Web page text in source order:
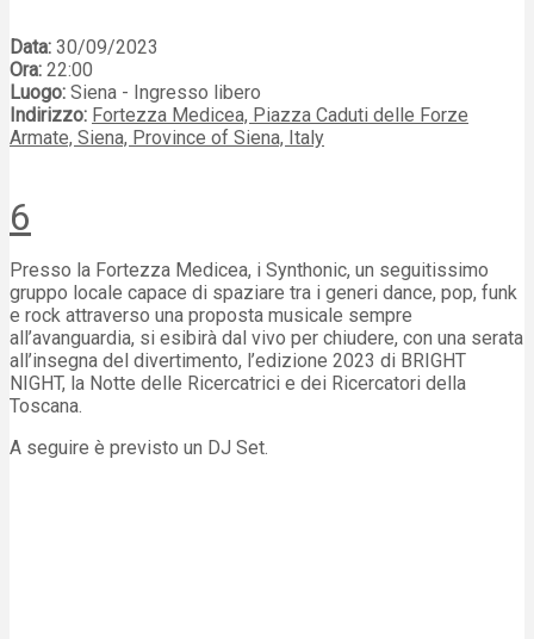
Data: 30/09/2023
Ora: 22:00
Luogo: Siena - Ingresso libero
Indirizzo: Fortezza Medicea, Piazza Caduti delle Forze
Armate, Siena, Province of Siena, Italy
6
Presso la Fortezza Medicea, i Synthonic, un seguitissimo
gruppo locale capace di spaziare tra i generi dance, pop, funk
e rock attraverso una proposta musicale sempre
all’avanguardia, si esibirà dal vivo per chiudere, con una serata
all’insegna del divertimento, l’edizione 2023 di BRIGHT
NIGHT, la Notte delle Ricercatrici e dei Ricercatori della
Toscana.
A seguire è previsto un DJ Set.